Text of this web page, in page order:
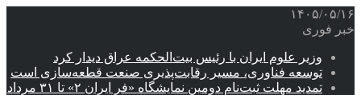
۱۴۰۵/۰۵/۱۶
خبر فوری
وزیر علوم ایران با رئیس بیت‌الحکمه عراق دیدار کرد
توسعه فناوری، مسیر رقابت‌پذیری صنعت قطعه‌سازی است
تمدید مهلت ثبت‌نام دومین نمایشگاه «فر ایران ۲» تا ۳۱ مرداد